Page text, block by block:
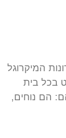
המיקרוגל
בכל בית
הם נוחים,